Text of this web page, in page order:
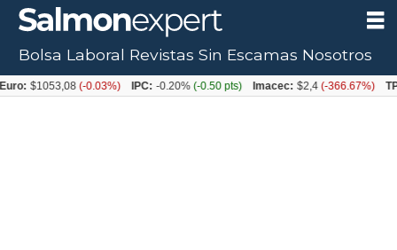
Bolsa Laboral Revistas Sin Escamas Nosotros
(-0.03%) IPC: -0.20% (-0.50 pts) Imacec: $2,4(-366.67%) TPM: